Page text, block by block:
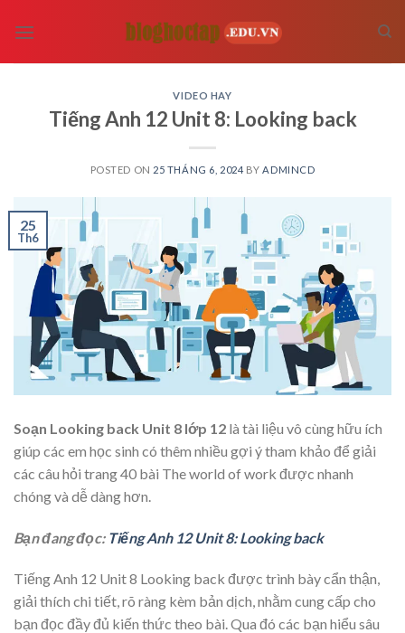
VIDEO HAY
Tiếng Anh 12 Unit 8: Looking back
POSTED ON 25 THÁNG 6, 2024 BY ADMINCD
25
Th6
Soạn Looking back Unit 8 lớp 12 là tài liệu vô cùng hữu ích
giúp các em học sinh có thêm nhiều gợi ý tham khảo để giải
các câu hỏi trang 40 bài The world of work được nhanh
chóng và dễ dàng hơn.
Bạn đang đọc: Tiếng Anh 12 Unit 8: Looking back
Tiếng Anh 12 Unit 8 Looking back được trình bày cẩn thận,
giải thích chi tiết, rõ ràng kèm bản dịch, nhằm cung cấp cho
bạn đọc đầy đủ kiến thức theo bài. Qua đó các bạn hiểu sâu